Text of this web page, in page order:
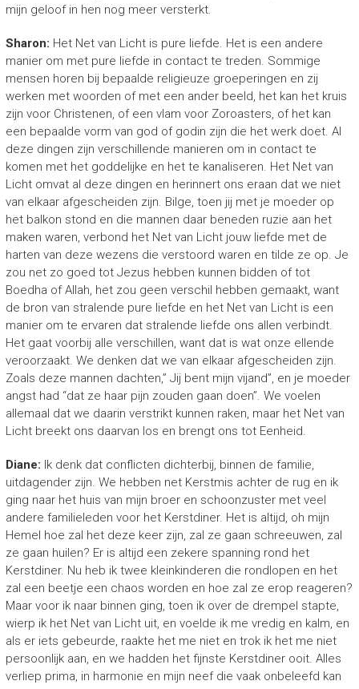
mijn geloof in hen nog meer versterkt.
Sharon: Het Net van Licht is pure liefde. Het is een andere
manier om met pure liefde in contact te treden. Sommige
mensen horen bij bepaalde religieuze groeperingen en zij
werken met woorden of met een ander beeld, het kan het kruis
zijn voor Christenen, of een vlam voor Zoroasters, of het kan
een bepaalde vorm van god of godin zijn die het werk doet. Al
deze dingen zijn verschillende manieren om in contact te
komen met het goddelijke en het te kanaliseren. Het Net van
Licht omvat al deze dingen en herinnert ons eraan dat we niet
van elkaar afgescheiden zijn. Bilge, toen jij met je moeder op
het balkon stond en die mannen daar beneden ruzie aan het
maken waren, verbond het Net van Licht jouw liefde met de
harten van deze wezens die verstoord waren en tilde ze op. Je
zou net zo goed tot Jezus hebben kunnen bidden of tot
Boedha of Allah, het zou geen verschil hebben gemaakt, want
de bron van stralende pure liefde en het Net van Licht is een
manier om te ervaren dat stralende liefde ons allen verbindt.
Het gaat voorbij alle verschillen, want dat is wat onze ellende
veroorzaakt. We denken dat we van elkaar afgescheiden zijn.
Zoals deze mannen dachten,” Jij bent mijn vijand”, en je moeder
angst had “dat ze haar pijn zouden gaan doen”. We voelen
allemaal dat we daarin verstrikt kunnen raken, maar het Net van
Licht breekt ons daarvan los en brengt ons tot Eenheid.
Diane: Ik denk dat conflicten dichterbij, binnen de familie,
uitdagender zijn. We hebben net Kerstmis achter de rug en ik
ging naar het huis van mijn broer en schoonzuster met veel
andere familieleden voor het Kerstdiner. Het is altijd, oh mijn
Hemel hoe zal het deze keer zijn, zal ze gaan schreeuwen, zal
ze gaan huilen? Er is altijd een zekere spanning rond het
Kerstdiner. Nu heb ik twee kleinkinderen die rondlopen en het
zal een beetje een chaos worden en hoe zal ze erop reageren?
Maar voor ik naar binnen ging, toen ik over de drempel stapte,
wierp ik het Net van Licht uit, en voelde ik me vredig en kalm, en
als er iets gebeurde, raakte het me niet en trok ik het me niet
persoonlijk aan, en we hadden het fijnste Kerstdiner ooit. Alles
verliep prima, in harmonie en mijn neef die vaak onbeleefd kan